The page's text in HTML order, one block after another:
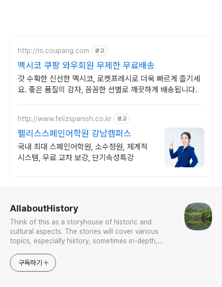
http://m.coupang.com 광고
멕시코 쿠팡 와우회원 무제한 무료배송
갓 수확한 신선한 멕시코, 로켓프레시로 더욱 빠르게 즐기세
요. 좋은 품질의 감자, 꼼꼼한 선별로 깨끗하게 배송됩니다.
http://www.felizspanish.co.kr 광고
펠리스스페인어학원 강남캠퍼스
국내 최대 스페인어학원, 소수정원, 체계적
시스템, 무료 교차 보강, 단기속성특강
AllaboutHistory
Think of this as a storyhouse of historic and
cultural aspects. The stories will cover various
topics, especially history, sometimes in-depth,
approach will be to resist any common sense or
generalized viewpoint
구독하기